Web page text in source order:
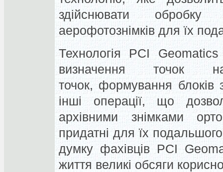
здійснювати обробку
аерофотознімків для їх
Технологія PCI
визначення точок
точок, формування блоків
інші операції, що
архівними знімками
придатні для їх
думку фахівців PCI
життя великі обсяги